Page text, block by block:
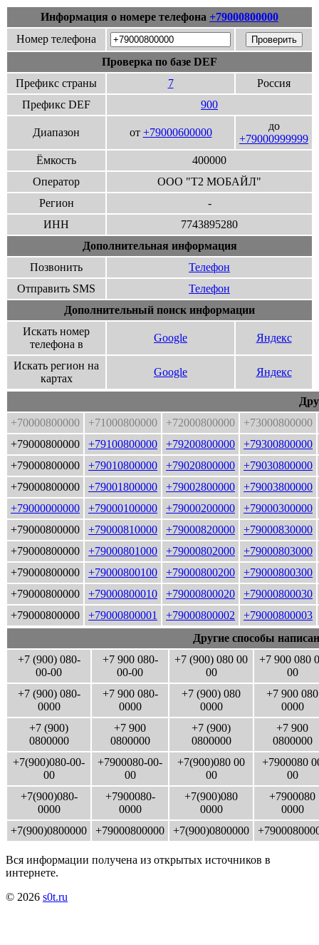
Информация о номере телефона +79000800000
Номер телефона
Проверка по базе DEF
Префикс страны
7
Россия
Префикс DEF
900
Диапазон от +79000600000
до
+79000999999
Ёмкость
400000
Оператор
ООО "Т2 МОБАЙЛ"
Регион
-
ИНН
7743895280
Дополнительная информация
Позвонить
Телефон
Отправить SMS
Телефон
Дополнительный поиск информации
Искать номер
телефона в
Google Яндекс
Искать регион на
картах
Google Яндекс
+70000800000
+71000800000 +72000800000
+73000800000
+79000800000
+79100800000 +79200800000
+79300800000
+79000800000
+79010800000 +79020800000
+79030800000
+79000800000
+79001800000 +79002800000
+79003800000
+79000000000
+79000100000 +79000200000
+79000300000
+79000800000
+79000810000 +79000820000
+79000830000
+79000800000
+79000801000 +79000802000
+79000803000
+79000800000
+79000800100 +79000800200
+79000800300
+79000800000
+79000800010 +79000800020
+79000800030
+79000800000
+79000800001 +79000800002
+79000800003
Другие способы
+7 (900) 080-
00-00
+7 900 080-
00-00
+7 (900) 080 00
00
+7 900 080
00
+7 (900) 080-
0000
+7 900 080-
0000
+7 (900) 080
0000
+7 900 080
0000
+7 (900)
0800000
+7 900
0800000
+7 (900)
0800000
+7 900
0800000
+7(900)080-00-
00
+7900080-00-
00
+7(900)080 00
00
+7900080
00
+7(900)080-
0000
+7900080-
0000
+7(900)080
0000
+7900080
0000
+7(900)0800000
+79000800000 +7(900)0800000
Вся информации получена из открытых источников в
интернете.
© 2026 s0t.ru